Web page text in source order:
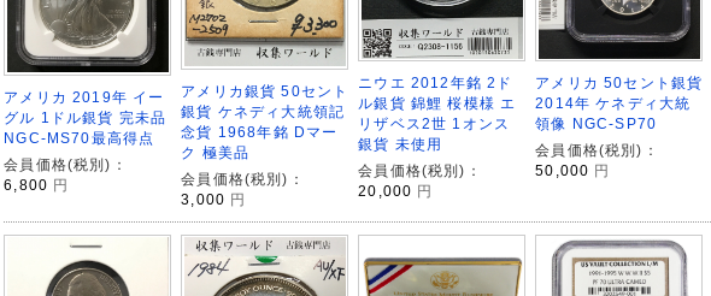
アメリカ 2019年 イー
グル 1ドル銀貨 完未品
NGC-MS70最高得点
会員価格(税別)：
6,800 円
アメリカ銀貨 50セント
銀貨 ケネディ大統領記
念貨 1968年銘 Dマー
ク 極美品
会員価格(税別)：
3,000 円
ニウエ 2012年銘 2ド
ル銀貨 錦鯉 桜模様 エ
リザベス2世 1オンス
銀貨 未使用
会員価格(税別)：
20,000 円
アメリカ 50セント銀貨
2014年 ケネディ大統
領像 NGC-SP70
会員価格(税別)：
50,000 円